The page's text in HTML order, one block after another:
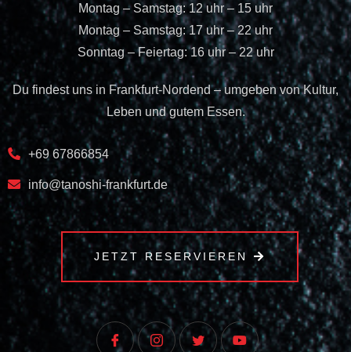
Montag – Samstag: 12 uhr – 15 uhr
Montag – Samstag: 17 uhr – 22 uhr
Sonntag – Feiertag: 16 uhr – 22 uhr
Du findest uns in Frankfurt-Nordend – umgeben von Kultur,
Leben und gutem Essen.
+69 67866854
info@tanoshi-frankfurt.de
JETZT RESERVIEREN